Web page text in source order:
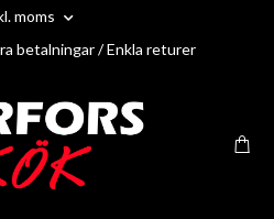
moms
betalningar / Enkla returer